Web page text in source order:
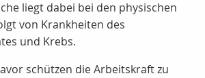
liegt dabei bei den physischen
von Krankheiten des
und Krebs.
schützen die Arbeitskraft zu